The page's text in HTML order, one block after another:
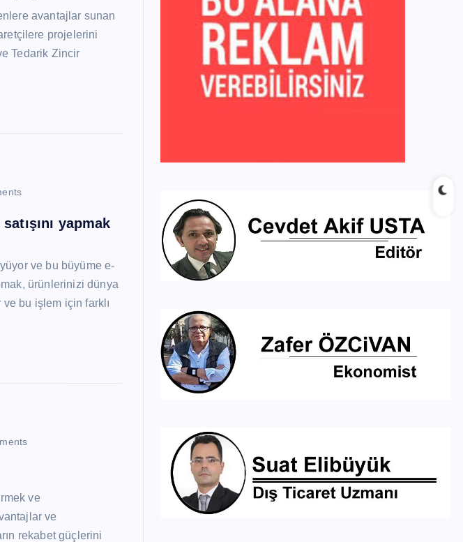
avantajlar sunan
projelerini
Tedarik Zincir
yapmak
ve bu büyüme e-
ürünlerinizi dünya
bu işlem için farklı
ve
ve
rekabet güçlerini